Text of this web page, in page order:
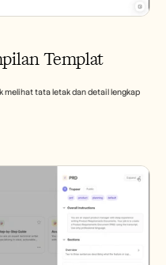
Templat
melihat tata letak dan detail lengkap